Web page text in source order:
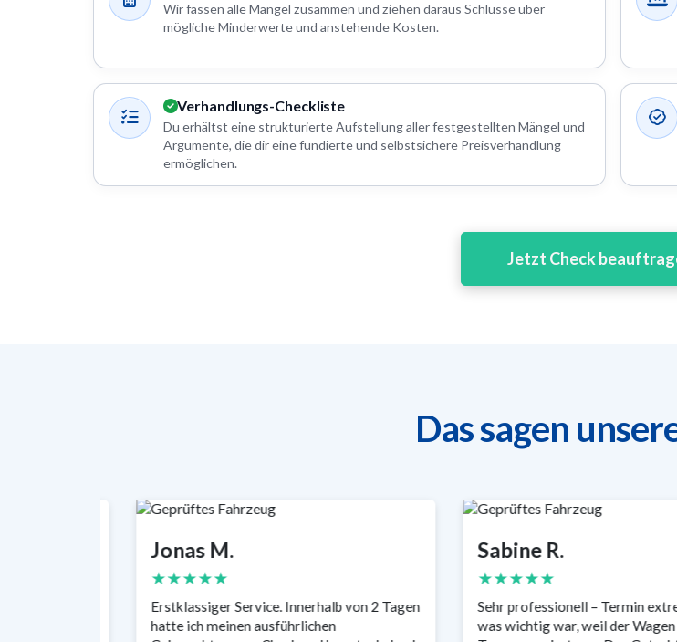
Wir fassen alle Mängel zusammen und ziehen daraus Schlüsse über
mögliche Minderwerte und anstehende Kosten.
Verhandlungs-Checkliste
Du erhältst eine strukturierte Aufstellung aller festgestellten Mängel und
Argumente, die dir eine fundierte und selbstsichere Preisverhandlung
ermöglichen.
Jetzt Check
Das sagen
Jonas M.
★★★★★
Erstklassiger Service. Innerhalb von 2 Tagen
hatte ich meinen ausführlichen
Sabine R.
★★★★★
Sehr professionell – Termin
was wichtig war, weil der